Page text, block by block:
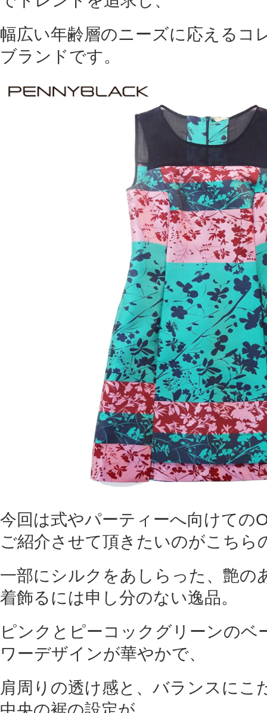
幅広い年齢層のニーズに応えるコ
ブランドです。
今回は式やパーティーへ向けての
ご紹介させて頂きたいのがこちら
一部にシルクをあしらった、艶の
着飾るには申し分のない逸品。
ピンクとピーコックグリーンのベ
ワーデザインが華やかで、
肩周りの透け感と、バランスにこ